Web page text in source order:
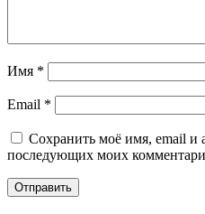
Имя *
Email *
Сохранить моё имя, email и
последующих моих